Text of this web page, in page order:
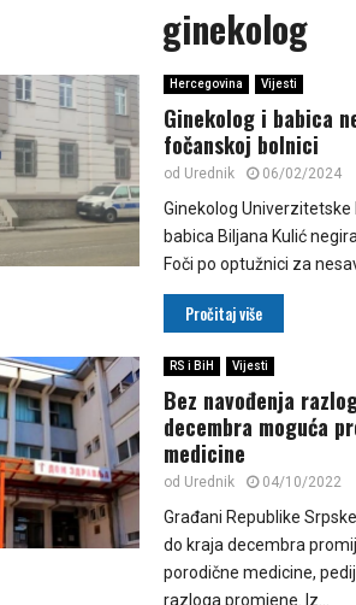
ginekolog
Hercegovina Vijesti
Ginekolog i babica
fočanskoj bolnici
od Urednik 06/02/2024
Ginekolog Univerzitetske
babica Biljana Kulić
Foči po optužnici za
Pročitaj više
RS i BiH Vijesti
Bez navođenja
decembra moguća
medicine
od Urednik 04/10/2022
Građani Republike
do kraja decembra
porodične medicine,
razloga promjene. Iz...